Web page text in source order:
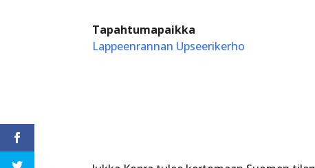
Tapahtumapaikka
Lappeenrannan Upseerikerho